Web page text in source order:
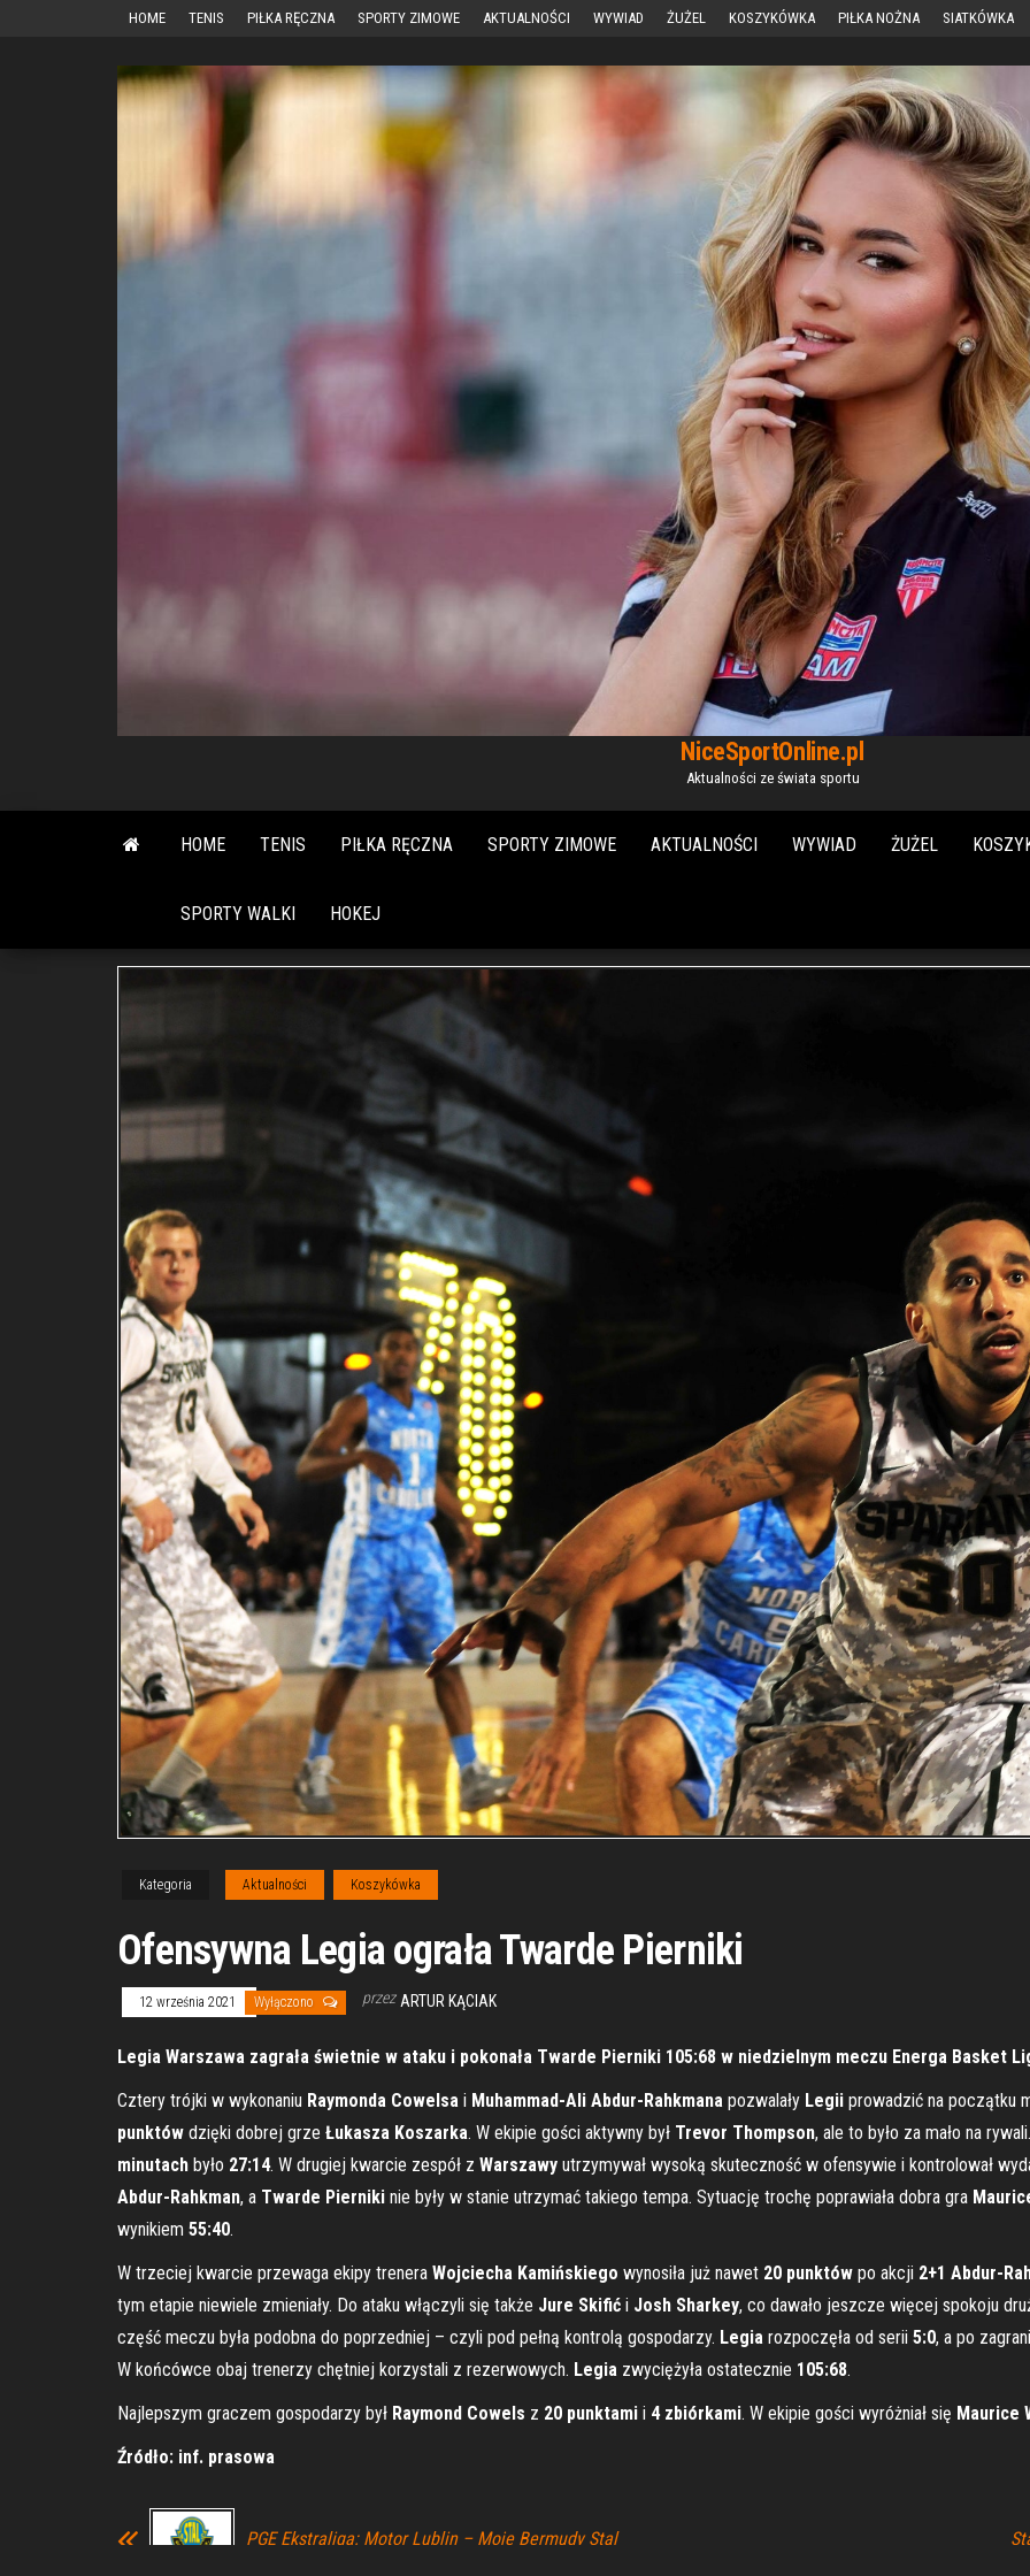
HOME TENIS PIŁKA RĘCZNA SPORTY ZIMOWE AKTUALNOŚCI WYWIAD ŻUŻEL KOSZYKÓWKA PIŁKA NOŻNA SIATKÓWKA
NiceSportOnline.pl
Aktualności ze świata sportu
HOME TENIS PIŁKA RĘCZNA SPORTY ZIMOWE AKTUALNOŚCI WYWIAD ŻUŻEL
SPORTY WALKI HOKEJ
Kategoria Aktualności Koszykówka
Ofensywna Legia ograła Twarde Pierniki
12 września 2021 Wyłączono przez ARTUR KĄCIAK
Legia Warszawa zagrała świetnie w ataku i pokonała Twarde Pierniki 105:68 w niedzielnym meczu Energa Basket
Cztery trójki w wykonaniu Raymonda Cowelsa i Muhammad-Ali Abdur-Rahkmana pozwalały Legii prowadzić na początku
punktów dzięki dobrej grze Łukasza Koszarka. W ekipie gości aktywny był Trevor Thompson, ale to było za mało na
minutach było 27:14. W drugiej kwarcie zespół z Warszawy utrzymywał wysoką skuteczność w ofensywie i kontrolował
Abdur-Rahkman, a Twarde Pierniki nie były w stanie utrzymać takiego tempa. Sytuację trochę poprawiała dobra gra
wynikiem 55:40.
W trzeciej kwarcie przewaga ekipy trenera Wojciecha Kamińskiego wynosiła już nawet 20 punktów po akcji 2+1 Abdur-
tym etapie niewiele zmieniały. Do ataku włączyli się także Jure Skifić i Josh Sharkey, co dawało jeszcze więcej spokoju
część meczu była podobna do poprzedniej – czyli pod pełną kontrolą gospodarzy. Legia rozpoczęła od serii 5:0, a po
W końcówce obaj trenerzy chętniej korzystali z rezerwowych. Legia zwyciężyła ostatecznie 105:68.
Najlepszym graczem gospodarzy był Raymond Cowels z 20 punktami i 4 zbiórkami. W ekipie gości wyróżniał się Maurice
Źródło: inf. prasowa
PGE Ekstraliga: Motor Lublin – Moje Bermudy Stal